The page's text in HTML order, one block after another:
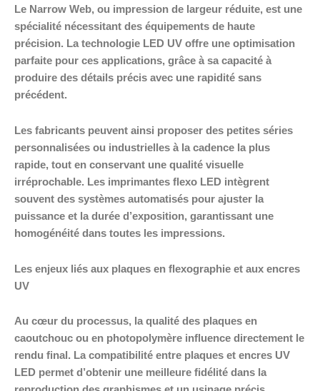
Le Narrow Web, ou impression de largeur réduite, est une
spécialité nécessitant des équipements de haute
précision. La technologie LED UV offre une optimisation
parfaite pour ces applications, grâce à sa capacité à
produire des détails précis avec une rapidité sans
précédent.
Les fabricants peuvent ainsi proposer des petites séries
personnalisées ou industrielles à la cadence la plus
rapide, tout en conservant une qualité visuelle
irréprochable. Les imprimantes flexo LED intègrent
souvent des systèmes automatisés pour ajuster la
puissance et la durée d’exposition, garantissant une
homogénéité dans toutes les impressions.
Les enjeux liés aux plaques en flexographie et aux encres
UV
Au cœur du processus, la qualité des plaques en
caoutchouc ou en photopolymère influence directement le
rendu final. La compatibilité entre plaques et encres UV
LED permet d’obtenir une meilleure fidélité dans la